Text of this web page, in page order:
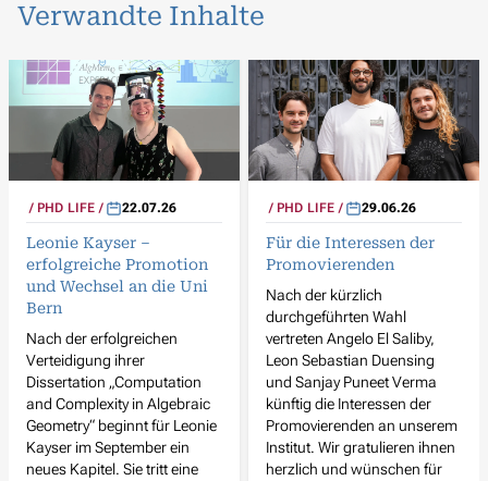
Verwandte Inhalte
PHD LIFE 22.07.26
Leonie Kayser –
erfolgreiche Promotion
und Wechsel an die Uni
Bern
Nach der erfolgreichen
Verteidigung ihrer
Dissertation „Computation
and Complexity in Algebraic
Geometry“ beginnt für Leonie
Kayser im September ein
neues Kapitel. Sie tritt eine
PHD LIFE 29.06.26
Für die Interessen der
Promovierenden
Nach der kürzlich
durchgeführten Wahl
vertreten Angelo El Saliby,
Leon Sebastian Duensing
und Sanjay Puneet Verma
künftig die Interessen der
Promovierenden an unserem
Institut. Wir gratulieren ihnen
herzlich und wünschen für